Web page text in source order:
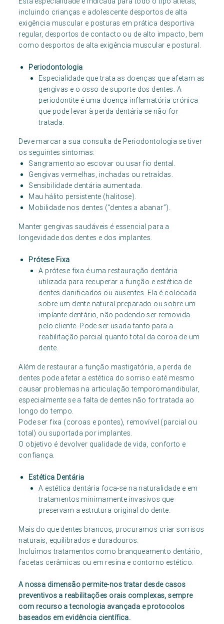
incluindo crianças e adolescente desportos de alta
exigência muscular e posturas em prática desportiva
regular, desportos de contacto ou de alto impacto, bem
como desportos de alta exigência muscular e postural.
Periodontologia
Especialidade que trata as doenças que afetam as
gengivas e o osso de suporte dos dentes. A
periodontite é uma doença inflamatória crónica
que pode levar à perda dentária se não for
tratada.
Deve marcar a sua consulta de Periodontologia se tiver
os seguintes sintomas:
Sangramento ao escovar ou usar fio dental.
Gengivas vermelhas, inchadas ou retraídas.
Sensibilidade dentária aumentada.
Mau hálito persistente (halitose).
Mobilidade nos dentes (“dentes a abanar”).
Manter gengivas saudáveis é essencial para a
longevidade dos dentes e dos implantes.
Prótese Fixa
A prótese fixa é uma restauração dentária
utilizada para recuperar a função e estética de
dentes danificados ou ausentes. Ela é colocada
sobre um dente natural preparado ou sobre um
implante dentário, não podendo ser removida
pelo cliente. Pode ser usada tanto para a
reabilitação parcial quanto total da coroa de um
dente.
Além de restaurar a função mastigatória, a perda de
dentes pode afetar a estética do sorriso e até mesmo
causar problemas na articulação temporomandibular,
especialmente se a falta de dentes não for tratada ao
longo do tempo.
Pode ser fixa (coroas e pontes), removível (parcial ou
total) ou suportada por implantes.
O objetivo é devolver qualidade de vida, conforto e
confiança.
Estética Dentária
A estética dentária foca-se na naturalidade e em
tratamentos minimamente invasivos que
preservam a estrutura original do dente.
Mais do que dentes brancos, procuramos criar sorrisos
naturais, equilibrados e duradouros.
Incluímos tratamentos como branqueamento dentário,
facetas cerâmicas ou em resina e contorno estético.
A nossa dimensão permite-nos tratar desde casos
preventivos a reabilitações orais complexas, sempre
com recurso a tecnologia avançada e protocolos
baseados em evidência científica.